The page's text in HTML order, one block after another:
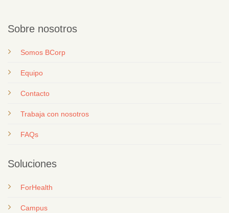
Sobre nosotros
Somos BCorp
Equipo
Contacto
Trabaja con nosotros
FAQs
Soluciones
ForHealth
Campus